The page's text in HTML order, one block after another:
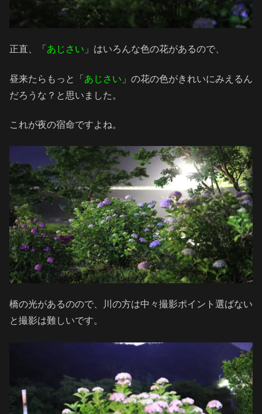
正直、「 あじさい 」はいろんな色の花があるので、
昼来たらもっと「 あじさい 」の花の色がきれいにみえるん
だろうな？と思いました。
これが夜の宿命ですよね。
橋の光があるのので、川の方は中々撮影ポイント選ばない
と撮影は難しいです。